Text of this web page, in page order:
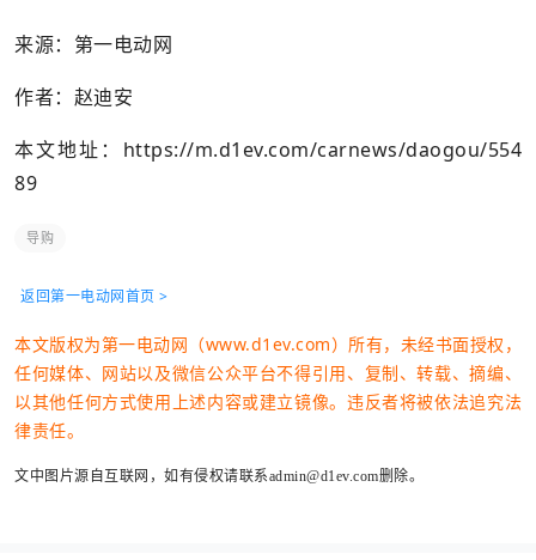
来源：第一电动网
作者：赵迪安
本文地址： https://m.d1ev.com/carnews/daogou/554
89
导购
返回第一电动网首页 >
本文版权为第一电动网（www.d1ev.com）所有，未经书面授权，
任何媒体、网站以及微信公众平台不得引用、复制、转载、摘编、
以其他任何方式使用上述内容或建立镜像。违反者将被依法追究法
律责任。
文中图片源自互联网，如有侵权请联系admin@d1ev.com删除。